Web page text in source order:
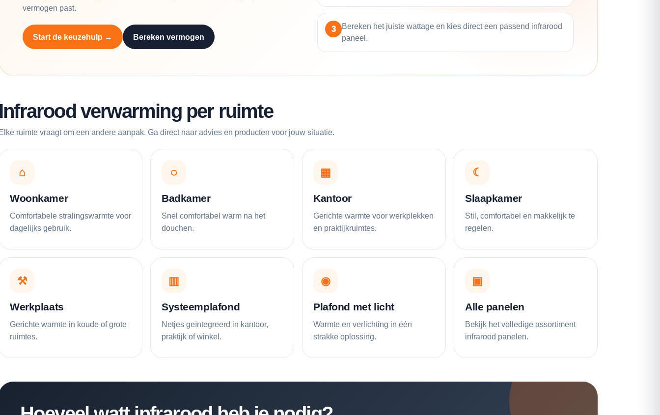
vermogen past.
Start de keuzehulp → Bereken vermogen
3
Bereken het juiste wattage en kies direct een passend infrarood
paneel.
verwarming per ruimte
ruimte vraagt om een andere aanpak. Ga direct naar advies en producten voor jouw situatie.
⌂
Woonkamer
Comfortabele stralingswarmte voor
dagelijks gebruik.
◌
Badkamer
Snel comfortabel warm na het
douchen.
▦
Kantoor
Gerichte warmte voor werkplekken
en praktijkruimtes.
☾
Slaapkamer
Stil, comfortabel en makkelijk te
regelen.
⚒
Werkplaats
Gerichte warmte in koude of grote
ruimtes.
▥
Systeemplafond
Netjes geïntegreerd in kantoor,
praktijk of winkel.
◉
Plafond met licht
Warmte en verlichting in één
strakke oplossing.
▣
Alle panelen
Bekijk het volledige assortiment
infrarood panelen.